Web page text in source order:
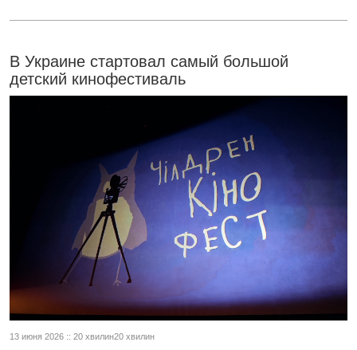
В Украине стартовал самый большой
детский кинофестиваль
13 июня 2026 :: 20 хвилин20 хвилин